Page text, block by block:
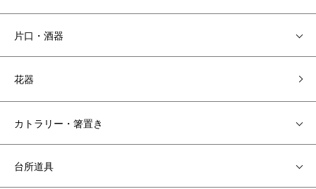
片口・酒器
花器
カトラリー・箸置き
台所道具